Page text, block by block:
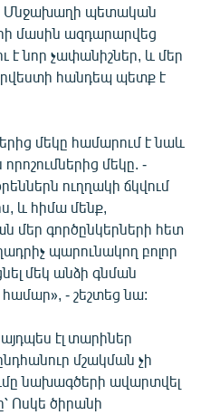
Մնջախաղի պետական
մասին ազդարարվեց
է նոր չափանիշներ, և մեր
հանդեպ պետք է
մեկը համարում է նաև
մեկը. -
ուղղակի ճկվում
և հիմա մենք,
գործընկերների հետ
պարունակող բոլոր
մեկ անձի գնման
- շեշտեց նա:
էլ տարիներ
մշակման չի
նախագծերի ավարտվել
Ոսկե ծիրանի